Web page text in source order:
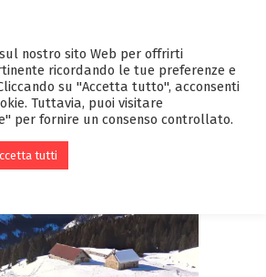
nostro sito Web per offrirti
ricordando le tue preferenze e
su "Accetta tutto", acconsenti
Tuttavia, puoi visitare
per fornire un consenso controllato.
tutti